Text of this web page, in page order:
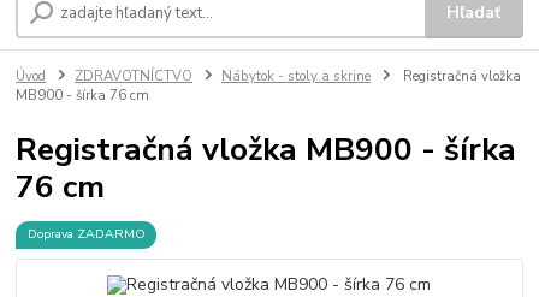
Hľadať
Úvod ZDRAVOTNÍCTVO Nábytok - stoly a skrine
Registračná vložka
MB900 - šírka 76 cm
Registračná vložka MB900 - šírka
76 cm
Doprava ZADARMO